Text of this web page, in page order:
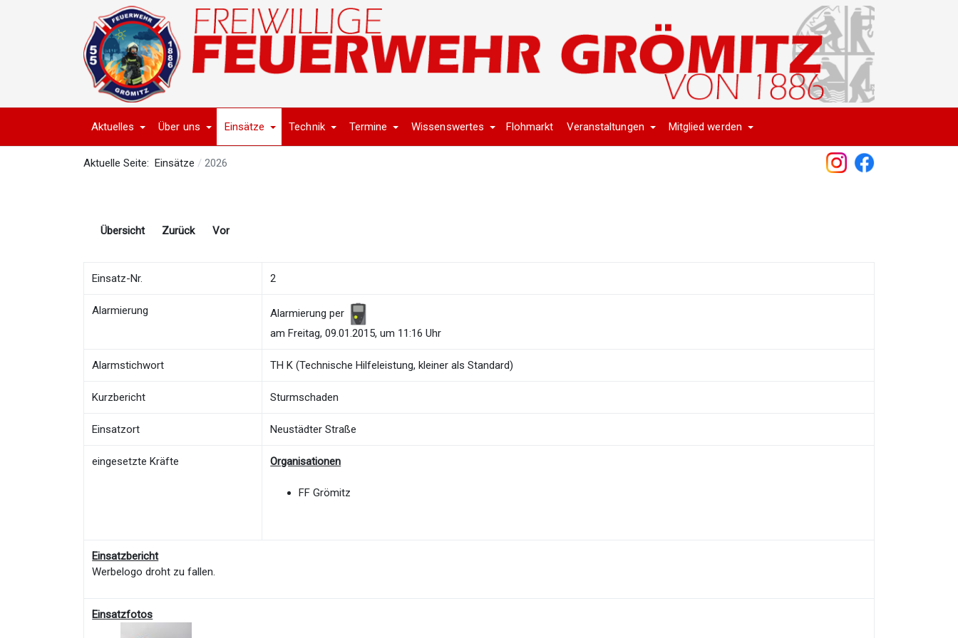
Aktuelles Über uns Einsätze Technik Termine Wissenswertes Flohmarkt Veranstaltungen Mitglied werden
Aktuelle Seite: Einsätze 2026
Übersicht Zurück Vor
Einsatz-Nr. 2
Alarmierung
Alarmierung per
am Freitag, 09.01.2015, um 11:16 Uhr
Alarmstichwort TH K (Technische Hilfeleistung, kleiner als Standard)
Kurzbericht Sturmschaden
Einsatzort Neustädter Straße
eingesetzte Kräfte Organisationen
FF Grömitz
Einsatzbericht
Werbelogo droht zu fallen.
Einsatzfotos